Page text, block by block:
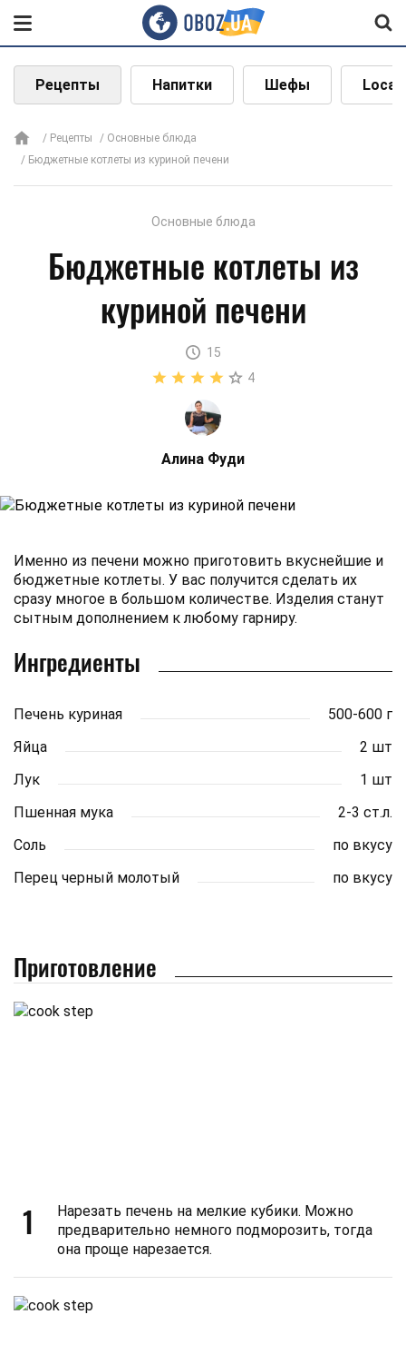
Рецепты Напитки Шефы Local
Рецепты
Основные блюда
Бюджетные котлеты из куриной печени
Основные блюда
Бюджетные котлеты из
куриной печени
15
4
Алина Фуди
Именно из печени можно приготовить вкуснейшие и
бюджетные котлеты. У вас получится сделать их
сразу многое в большом количестве. Изделия станут
сытным дополнением к любому гарниру.
Ингредиенты
Печень куриная
500-600 г
Яйца
2 шт
Лук
1 шт
Пшенная мука
2-3 ст.л.
Соль
по вкусу
Перец черный молотый
по вкусу
Приготовление
1
Нарезать печень на мелкие кубики. Можно
предварительно немного подморозить, тогда
она проще нарезается.